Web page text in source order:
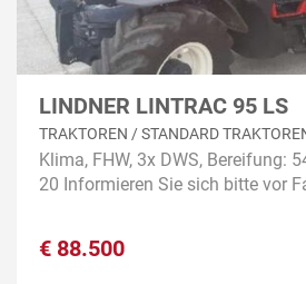
LINDNER LINTRAC 95 LS
TRAKTOREN / STANDARD
Klima, FHW, 3x DWS, Bereifung:
20 Informieren Sie sich bitte vor
€ 88.500